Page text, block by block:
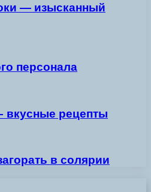
— изысканный
персонала
вкусные рецепты
в солярии